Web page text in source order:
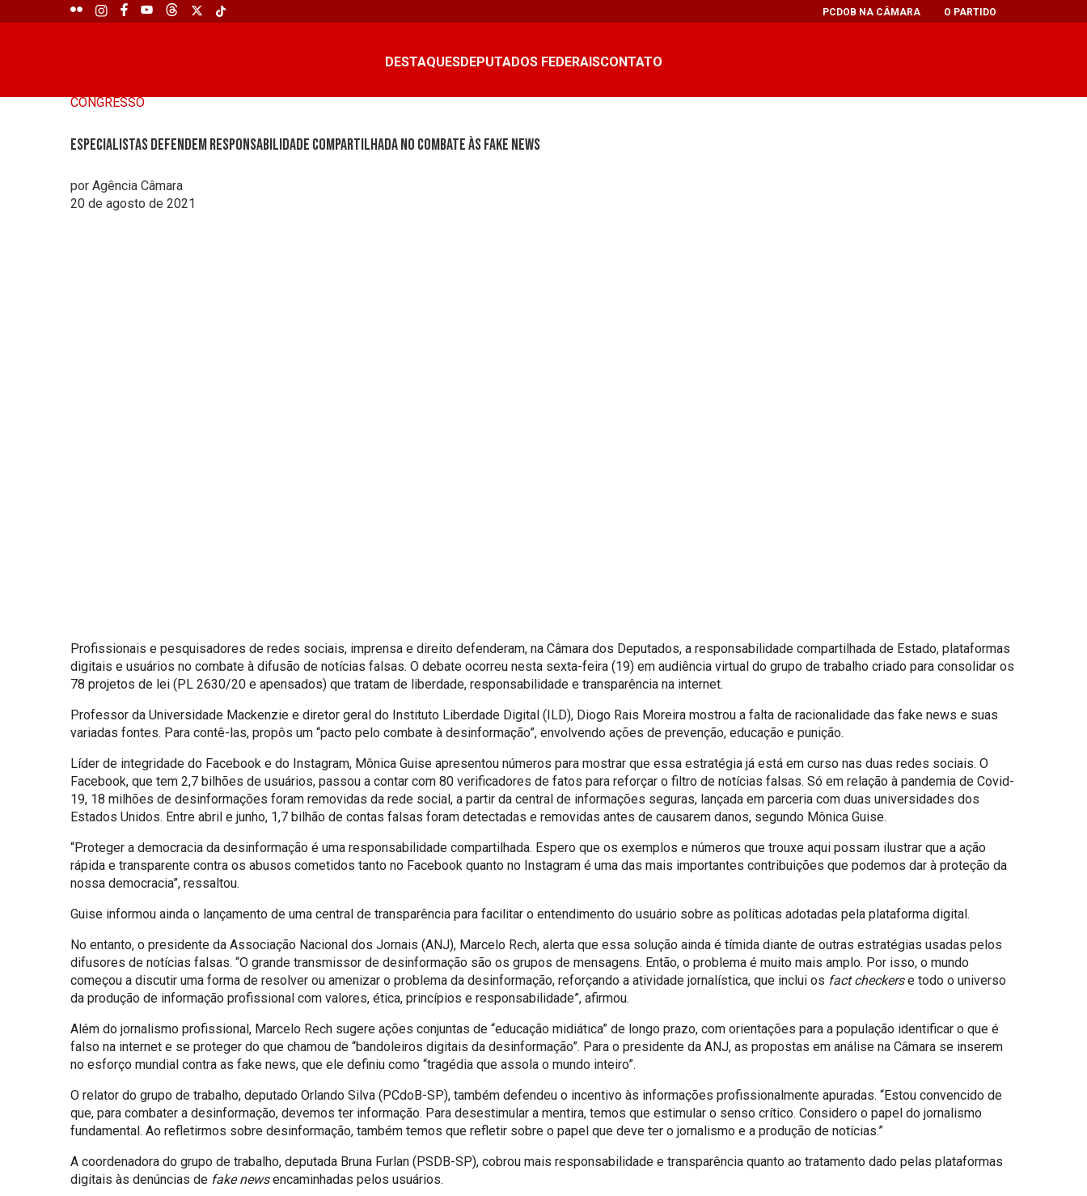
PCDOB NA CÂMARA O PARTIDO
DESTAQUESDEPUTADOS FEDERAISCONTATO
CONGRESSO
Especialistas defendem responsabilidade compartilhada no combate às fake news
por Agência Câmara
20 de agosto de 2021
Profissionais e pesquisadores de redes sociais, imprensa e direito defenderam, na Câmara dos Deputados, a responsabilidade compartilhada de Estado, plataformas
digitais e usuários no combate à difusão de notícias falsas. O debate ocorreu nesta sexta-feira (19) em audiência virtual do grupo de trabalho criado para consolidar os
78 projetos de lei (PL 2630/20 e apensados) que tratam de liberdade, responsabilidade e transparência na internet.
Professor da Universidade Mackenzie e diretor geral do Instituto Liberdade Digital (ILD), Diogo Rais Moreira mostrou a falta de racionalidade das fake news e suas
variadas fontes. Para contê-las, propôs um “pacto pelo combate à desinformação”, envolvendo ações de prevenção, educação e punição.
Líder de integridade do Facebook e do Instagram, Mônica Guise apresentou números para mostrar que essa estratégia já está em curso nas duas redes sociais. O
Facebook, que tem 2,7 bilhões de usuários, passou a contar com 80 verificadores de fatos para reforçar o filtro de notícias falsas. Só em relação à pandemia de Covid-
19, 18 milhões de desinformações foram removidas da rede social, a partir da central de informações seguras, lançada em parceria com duas universidades dos
Estados Unidos. Entre abril e junho, 1,7 bilhão de contas falsas foram detectadas e removidas antes de causarem danos, segundo Mônica Guise.
“Proteger a democracia da desinformação é uma responsabilidade compartilhada. Espero que os exemplos e números que trouxe aqui possam ilustrar que a ação
rápida e transparente contra os abusos cometidos tanto no Facebook quanto no Instagram é uma das mais importantes contribuições que podemos dar à proteção da
nossa democracia”, ressaltou.
Guise informou ainda o lançamento de uma central de transparência para facilitar o entendimento do usuário sobre as políticas adotadas pela plataforma digital.
No entanto, o presidente da Associação Nacional dos Jornais (ANJ), Marcelo Rech, alerta que essa solução ainda é tímida diante de outras estratégias usadas pelos
difusores de notícias falsas. “O grande transmissor de desinformação são os grupos de mensagens. Então, o problema é muito mais amplo. Por isso, o mundo
começou a discutir uma forma de resolver ou amenizar o problema da desinformação, reforçando a atividade jornalística, que inclui os fact checkerse todo o universo
da produção de informação profissional com valores, ética, princípios e responsabilidade”, afirmou.
Além do jornalismo profissional, Marcelo Rech sugere ações conjuntas de “educação midiática” de longo prazo, com orientações para a população identificar o que é
falso na internet e se proteger do que chamou de “bandoleiros digitais da desinformação”. Para o presidente da ANJ, as propostas em análise na Câmara se inserem
no esforço mundial contra as fake news, que ele definiu como “tragédia que assola o mundo inteiro”.
O relator do grupo de trabalho, deputado Orlando Silva (PCdoB-SP), também defendeu o incentivo às informações profissionalmente apuradas. “Estou convencido de
que, para combater a desinformação, devemos ter informação. Para desestimular a mentira, temos que estimular o senso crítico. Considero o papel do jornalismo
fundamental. Ao refletirmos sobre desinformação, também temos que refletir sobre o papel que deve ter o jornalismo e a produção de notícias.”
A coordenadora do grupo de trabalho, deputada Bruna Furlan (PSDB-SP), cobrou mais responsabilidade e transparência quanto ao tratamento dado pelas plataformas
digitais às denúncias de fake newsencaminhadas pelos usuários.